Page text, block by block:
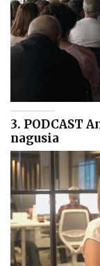
3. PODCAST
nagusia